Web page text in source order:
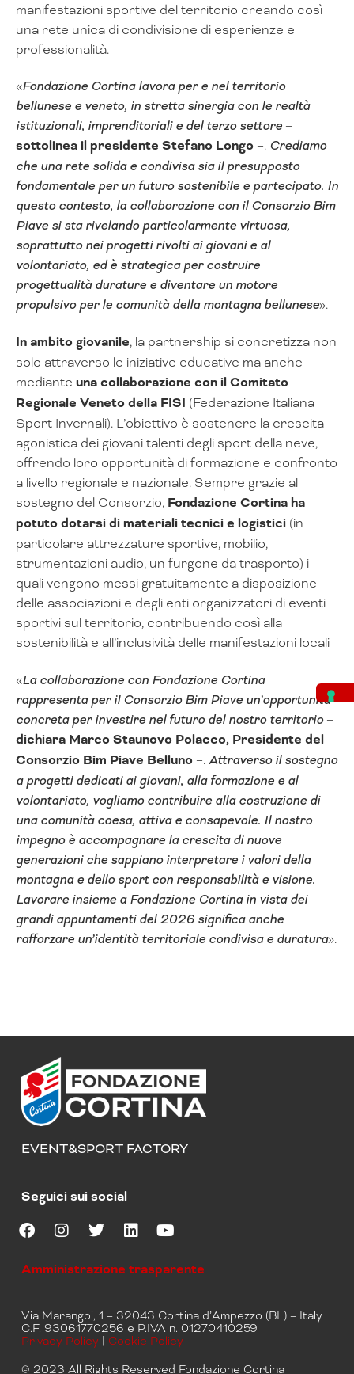
manifestazioni sportive del territorio creando così
una rete unica di condivisione di esperienze e
professionalità.
«Fondazione Cortina lavora per e nel territorio
bellunese e veneto, in stretta sinergia con le realtà
istituzionali, imprenditoriali e del terzo settore –
sottolinea il presidente Stefano Longo –. Crediamo
che una rete solida e condivisa sia il presupposto
fondamentale per un futuro sostenibile e partecipato. In
questo contesto, la collaborazione con il Consorzio Bim
Piave si sta rivelando particolarmente virtuosa,
soprattutto nei progetti rivolti ai giovani e al
volontariato, ed è strategica per costruire
progettualità durature e diventare un motore
propulsivo per le comunità della montagna bellunese».
In ambito giovanile, la partnership si concretizza non
solo attraverso le iniziative educative ma anche
mediante una collaborazione con il Comitato
Regionale Veneto della FISI (Federazione Italiana
Sport Invernali). L’obiettivo è sostenere la crescita
agonistica dei giovani talenti degli sport della neve,
offrendo loro opportunità di formazione e confronto
a livello regionale e nazionale. Sempre grazie al
sostegno del Consorzio, Fondazione Cortina ha
potuto dotarsi di materiali tecnici e logistici (in
particolare attrezzature sportive, mobilio,
strumentazioni audio, un furgone da trasporto) i
quali vengono messi gratuitamente a disposizione
delle associazioni e degli enti organizzatori di eventi
sportivi sul territorio, contribuendo così alla
sostenibilità e all’inclusività delle manifestazioni locali
«La collaborazione con Fondazione Cortina
rappresenta per il Consorzio Bim Piave un’opportunità
concreta per investire nel futuro del nostro territorio–
dichiara Marco Staunovo Polacco, Presidente del
Consorzio Bim Piave Belluno –.Attraverso il sostegno
a progetti dedicati ai giovani, alla formazione e al
volontariato, vogliamo contribuire alla costruzione di
una comunità coesa, attiva e consapevole. Il nostro
impegno è accompagnare la crescita di nuove
generazioni che sappiano interpretare i valori della
montagna e dello sport con responsabilità e visione.
Lavorare insieme a Fondazione Cortina in vista dei
grandi appuntamenti del 2026 significa anche
rafforzare un’identità territoriale condivisa e duratura».
EVENT&SPORT FACTORY
Seguici sui social
F
c
o
o
I
s
g
r
m
i
e
r
L
n
d
i
u
b
e
Amministrazione trasparente
Via Marangoi, 1 – 32043 Cortina d’Ampezzo (BL) – Italy
C.F. 93061770256 e P.IVA n. 01270410259
Privacy Policy
Cookie Policy
© 2023 All Rights Reserved Fondazione Cortina